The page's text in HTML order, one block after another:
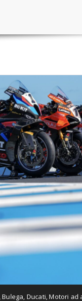
Bulega, Ducati,Motori ad